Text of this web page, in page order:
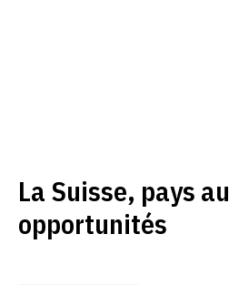
La Suisse, pays
opportunités